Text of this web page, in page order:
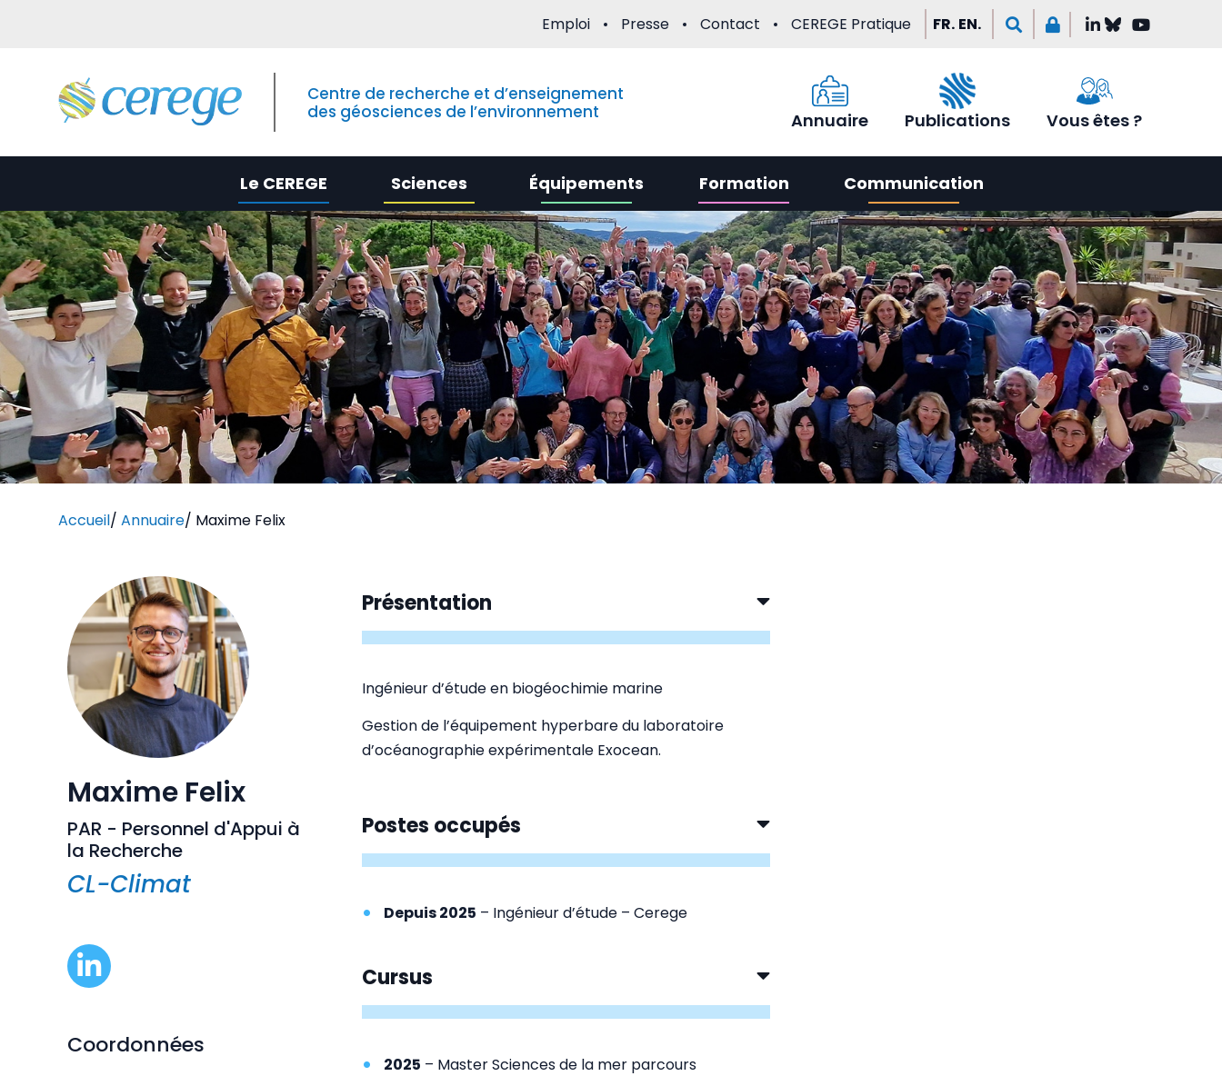
Emploi Presse Contact CEREGE Pratique FR. EN.
Centre de recherche et d’enseignement
des géosciences de l’environnement
Annuaire Publications Vous êtes ?
Le CEREGE Sciences Équipements Formation Communication
Accueil/ Annuaire/ Maxime Felix
Maxime Felix
PAR - Personnel d'Appui à
la Recherche
CL-Climat
Coordonnées
Présentation
Ingénieur d’étude en biogéochimie marine
Gestion de l’équipement hyperbare du laboratoire
d’océanographie expérimentale Exocean.
Postes occupés
Depuis 2025 – Ingénieur d’étude – Cerege
Cursus
2025 – Master Sciences de la mer parcours